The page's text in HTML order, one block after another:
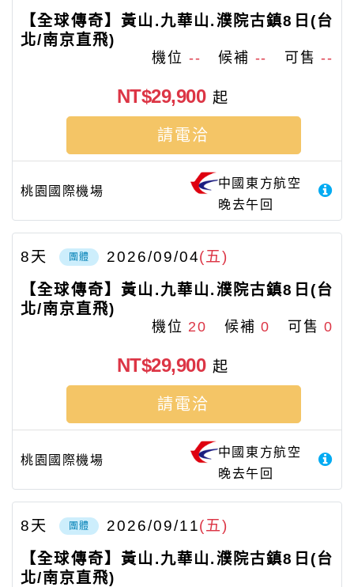
【全球傳奇】黃山.九華山.濮院古鎮8日(台
北/南京直飛)
機位 -- 候補 -- 可售--
桃園國際機場
中國東方航空
晚去午回
NT$29,900 起
請電洽
團體 2026/09/04(五)
8天
【全球傳奇】黃山.九華山.濮院古鎮8日(台
北/南京直飛)
機位 20 候補0 可售0
桃園國際機場
中國東方航空
晚去午回
NT$29,900 起
請電洽
團體 2026/09/11(五)
8天
【全球傳奇】黃山.九華山.濮院古鎮8日(台
北/南京直飛)